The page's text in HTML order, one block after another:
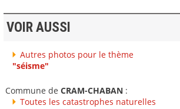
VOIR AUSSI
Autres photos pour le thème
"séisme"
Commune de CRAM-CHABAN:
Toutes les catastrophes naturelles